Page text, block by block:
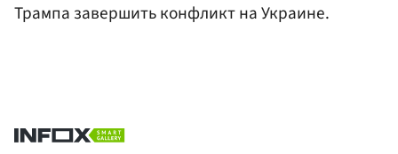
Трампа завершить конфликт на Украине.